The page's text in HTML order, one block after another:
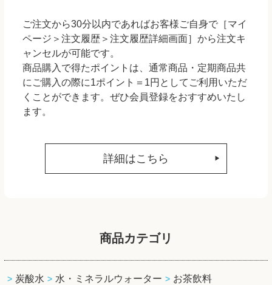
ご注文から30分以内であればお客様ご自身で［マイ
ページ＞注文履歴＞注文履歴詳細画面］から注文キ
ャンセルが可能です。
商品購入で得たポイントは、通常商品・定期商品共
にご購入の際に1ポイント＝1円としてご利用いただ
くことができます。ぜひ会員登録をおすすめいたし
ます。
詳細はこちら
商品カテゴリ
炭酸水 水・ミネラルウォーター お茶飲料